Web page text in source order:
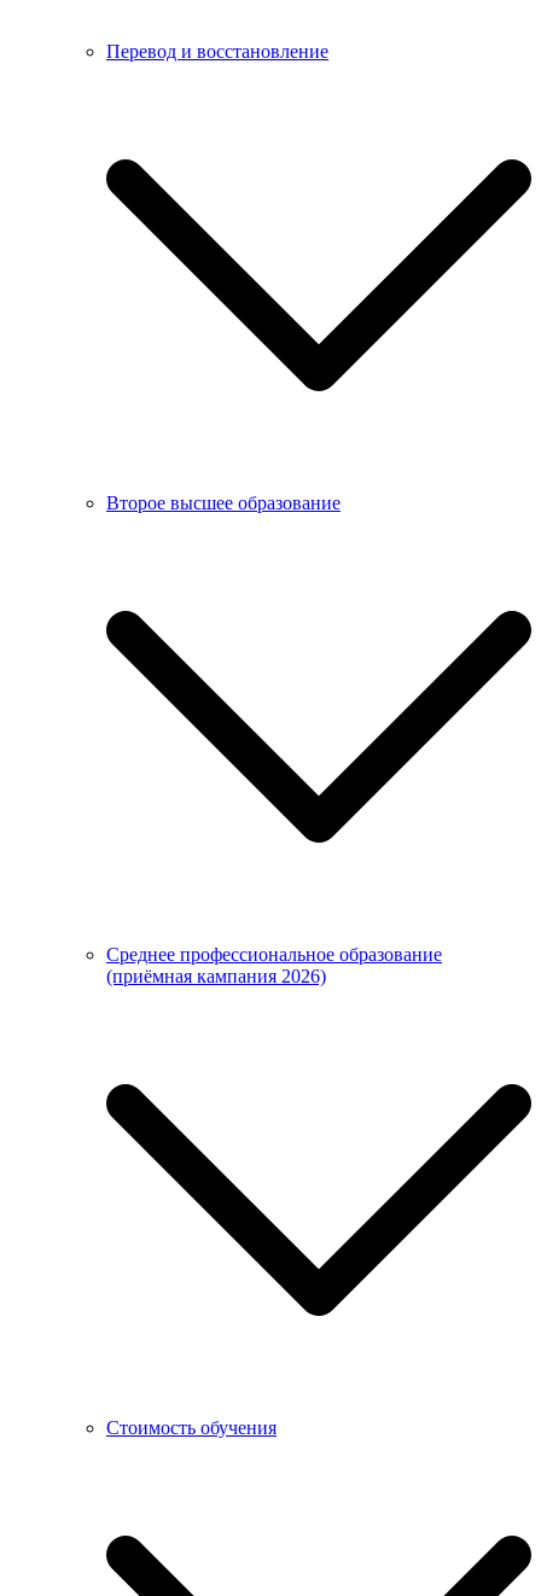
Перевод и восстановление
Второе высшее образование
Среднее профессиональное образование
(приёмная кампания 2026)
Стоимость обучения